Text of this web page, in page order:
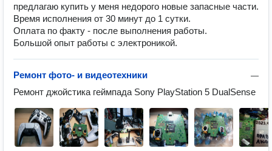
предлагаю купить у меня недорого новые запасные части.
Время исполнения от 30 минут до 1 сутки.
Оплата по факту - после выполнения работы.
Большой опыт работы с электроникой.
—
Ремонт фото- и видеотехники
Ремонт джойстика геймпада Sony PlayStation 5 DualSense